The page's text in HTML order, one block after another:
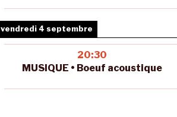
vendredi 4 septembre
20:30
MUSIQUE • Boeuf acoustique